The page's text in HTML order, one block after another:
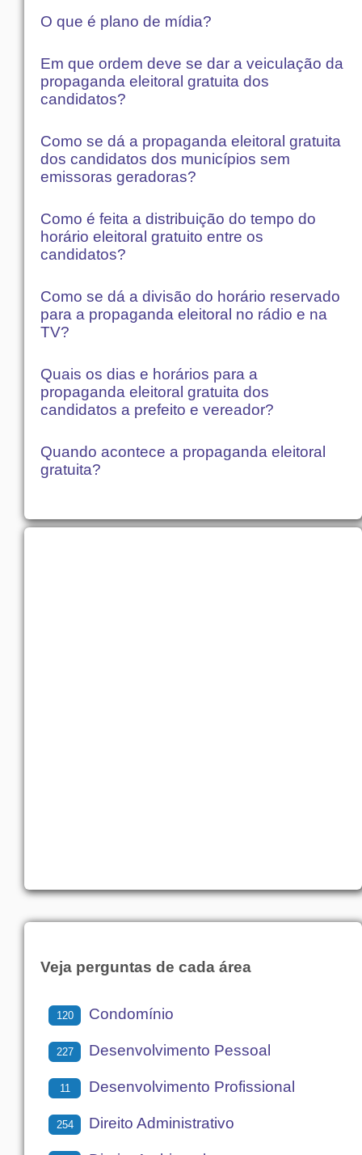
O que é plano de mídia?
Em que ordem deve se dar a veiculação da
propaganda eleitoral gratuita dos
candidatos?
Como se dá a propaganda eleitoral gratuita
dos candidatos dos municípios sem
emissoras geradoras?
Como é feita a distribuição do tempo do
horário eleitoral gratuito entre os
candidatos?
Como se dá a divisão do horário reservado
para a propaganda eleitoral no rádio e na
TV?
Quais os dias e horários para a
propaganda eleitoral gratuita dos
candidatos a prefeito e vereador?
Quando acontece a propaganda eleitoral
gratuita?
Veja perguntas de cada área
120 Condomínio
227 Desenvolvimento Pessoal
11 Desenvolvimento Profissional
254 Direito Administrativo